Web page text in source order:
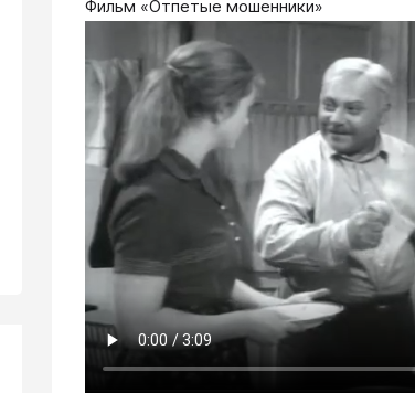
Фильм «Отпетые мошенники»